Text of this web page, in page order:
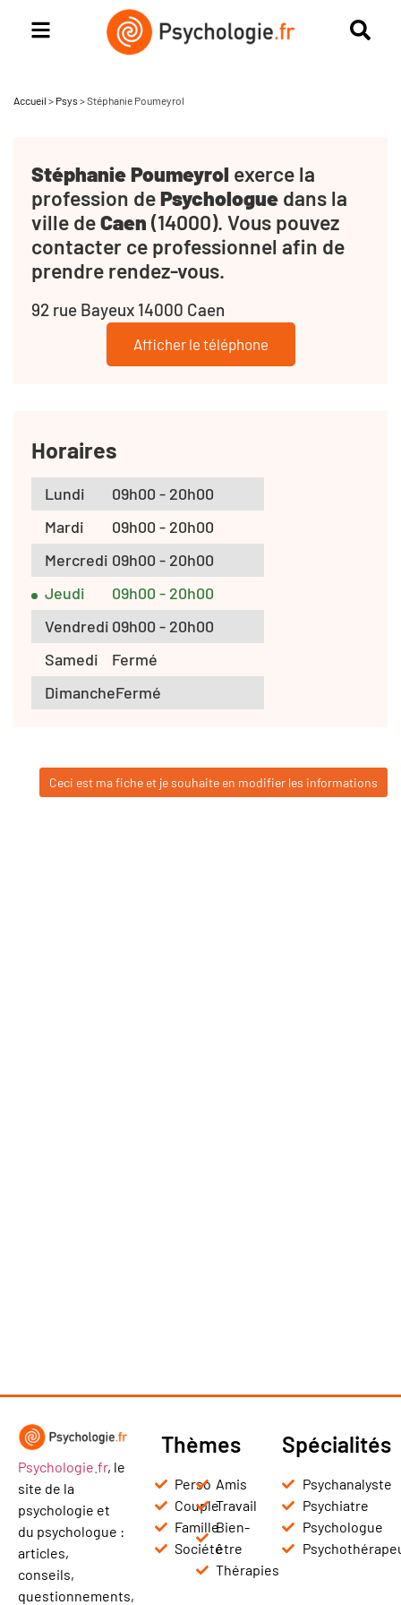
Accueil > Psys >Stéphanie Poumeyrol
Stéphanie Poumeyrol exerce la
profession dePsychologue dans la
ville deCaen (14000). Vous pouvez
contacter ce professionnel afin de
prendre rendez-vous.
92 rue Bayeux 14000 Caen
Afficher le téléphone
Horaires
Lundi
09h00 - 20h00
Mardi
09h00 - 20h00
Mercredi 09h00 - 20h00
Jeudi
09h00 - 20h00
Vendredi 09h00 - 20h00
Samedi
Fermé
DimancheFermé
Ceci est ma fiche et je souhaite en modifier les informations
Psychologie.fr, le
site de la
psychologie et
du psychologue :
articles,
conseils,
questionnements,
Thèmes
Perso
Couple
Famille
Société
Amis
Travail
Bien-
être
Thérapies
Spécialités
Psychanalyste
Psychiatre
Psychologue